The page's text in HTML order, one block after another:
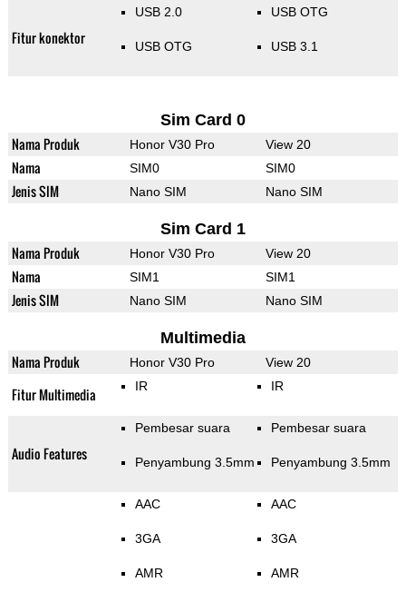
Fitur konektor
USB 2.0
USB OTG
USB OTG
USB 3.1
Sim Card 0
Nama Produk Honor V30 Pro View 20
Nama SIM0 SIM0
Jenis SIM Nano SIM Nano SIM
Sim Card 1
Nama Produk Honor V30 Pro View 20
Nama SIM1 SIM1
Jenis SIM Nano SIM Nano SIM
Multimedia
Nama Produk Honor V30 Pro View 20
Fitur Multimedia IR IR
Audio Features
Pembesar suara
Penyambung 3.5mm
Pembesar suara
Penyambung 3.5mm
AAC
3GA
AMR
AAC
3GA
AMR